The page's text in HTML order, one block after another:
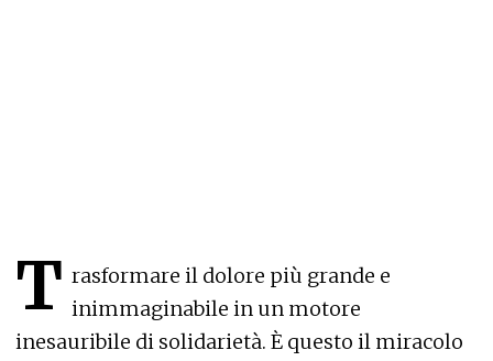
T rasformare il dolore più grande e
inimmaginabile in un motore
inesauribile di solidarietà. È questo il miracolo